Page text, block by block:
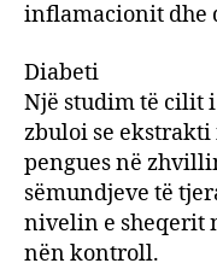
inflamacionit dhe
Diabeti
Një studim të cilit
zbuloi se
pengues në
sëmundjeve të
nivelin e sheqerit
nën kontroll.